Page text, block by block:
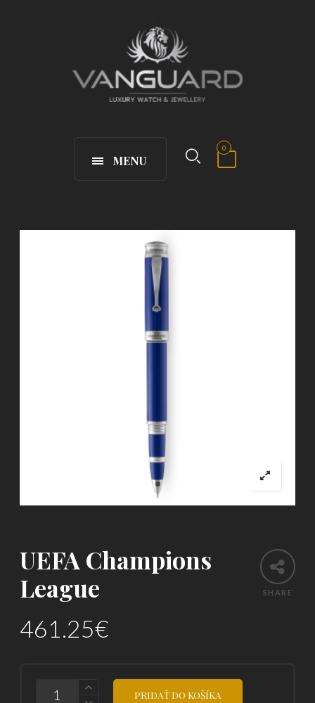
MENU
0
SHARE
UEFA Champions
League
461.25€
PRIDAŤ DO KOŠÍKA